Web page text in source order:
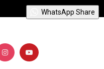
WhatsApp Share